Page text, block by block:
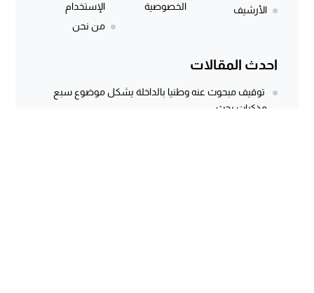
الأرشيف
الخصوصية
الإستخدام
من نحن
احدث المقالات
توقيف مبحوث عنه وطنيا بالداخلة يشكل موضوع سبع
مذكرات بحث